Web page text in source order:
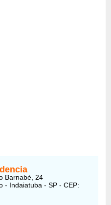
Barnabé, 24
- Indaiatuba - SP - CEP: